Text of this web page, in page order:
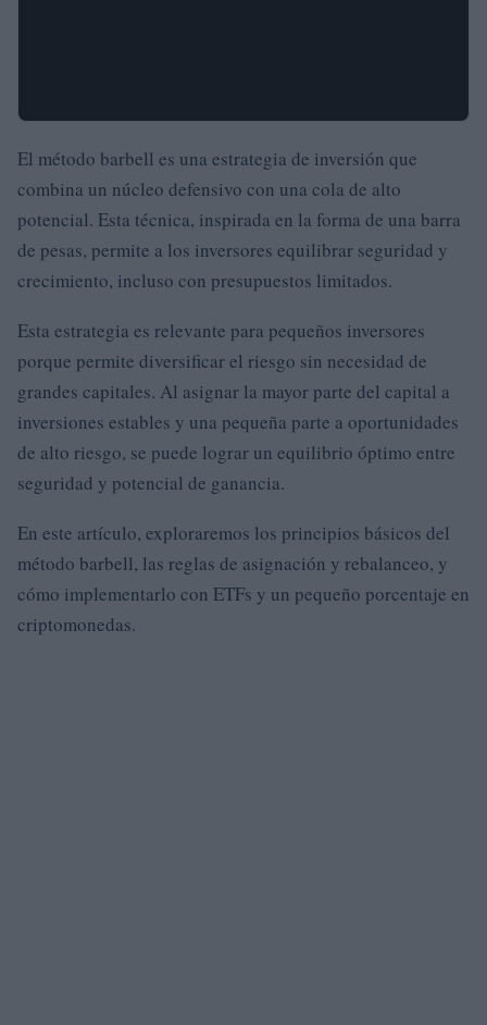
El método barbell es una estrategia de inversión que
combina un núcleo defensivo con una cola de alto
potencial. Esta técnica, inspirada en la forma de una barra
de pesas, permite a los inversores equilibrar seguridad y
crecimiento, incluso con presupuestos limitados.
Esta estrategia es relevante para pequeños inversores
porque permite diversificar el riesgo sin necesidad de
grandes capitales. Al asignar la mayor parte del capital a
inversiones estables y una pequeña parte a oportunidades
de alto riesgo, se puede lograr un equilibrio óptimo entre
seguridad y potencial de ganancia.
En este artículo, exploraremos los principios básicos del
método barbell, las reglas de asignación y rebalanceo, y
cómo implementarlo con ETFs y un pequeño porcentaje en
criptomonedas.